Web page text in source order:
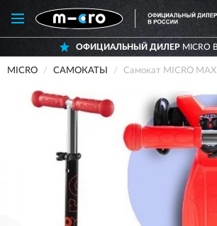
ОФИЦИАЛЬНЫЙ ДИЛЕР MICRO
MICRO САМОКАТЫ Самокат MICRO